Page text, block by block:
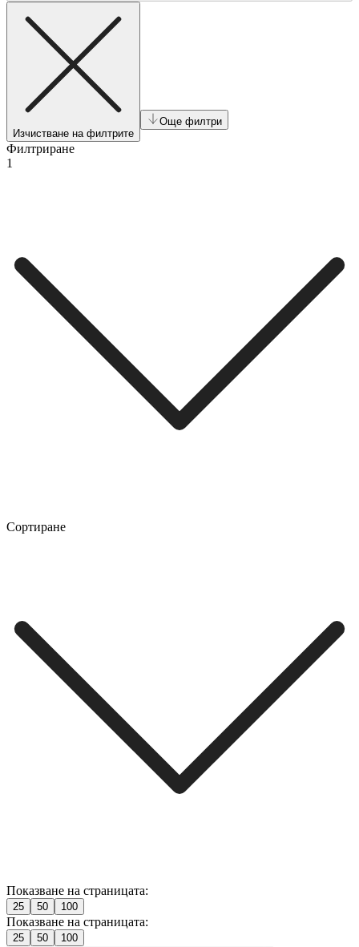
Изчистване на филтрите
Още филтри
Филтриране
1
Сортиране
Показване на страницата:
25 50 100
Показване на страницата:
25 50 100